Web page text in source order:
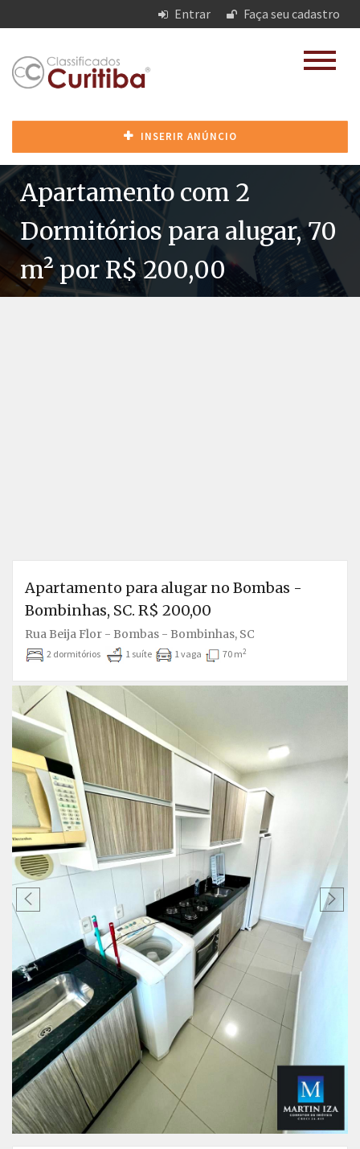
Entrar Faça seu cadastro
INSERIR ANÚNCIO
Apartamento com 2
Dormitórios para alugar, 70
m² por R$ 200,00
Apartamento para alugar no Bombas -
Bombinhas, SC. R$ 200,00
Rua Beija Flor - Bombas - Bombinhas, SC
2 dormitórios 1 suíte 1 vaga 70 m2
Anterior